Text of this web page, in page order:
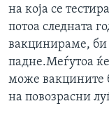
на која се
потоа следната
вакцинираме, би
падне.Меѓутоа
може вакцините
на повозрасни